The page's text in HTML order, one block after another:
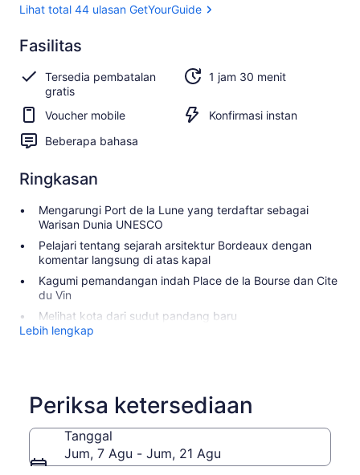
Lihat total 44 ulasan GetYourGuide
8.8 Luar
Lihat total 44
ulasan
GetYourGuide
Fasilitas
Tersedia pembatalan
gratis
1 jam 30 menit
Voucher mobile
Konfirmasi instan
Beberapa bahasa
Ringkasan
Mengarungi Port de la Lune yang terdaftar sebagai
Warisan Dunia UNESCO
Pelajari tentang sejarah arsitektur Bordeaux dengan
komentar langsung di atas kapal
Kagumi pemandangan indah Place de la Bourse dan Cite
du Vin
Melihat kota dari sudut pandang baru
Lebih lengkap
Periksa ketersediaan
Tanggal
Jum, 7 Agu - Jum, 21 Agu